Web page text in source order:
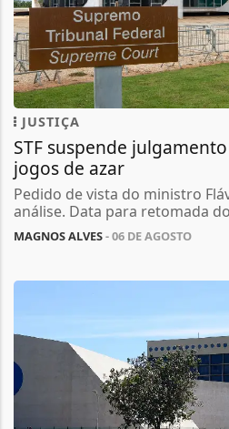
JUSTIÇA
STF suspende
jogos de azar
Pedido de vista do ministro
análise. Data para retomada
MAGNOS ALVES- 06 DE AGOSTO